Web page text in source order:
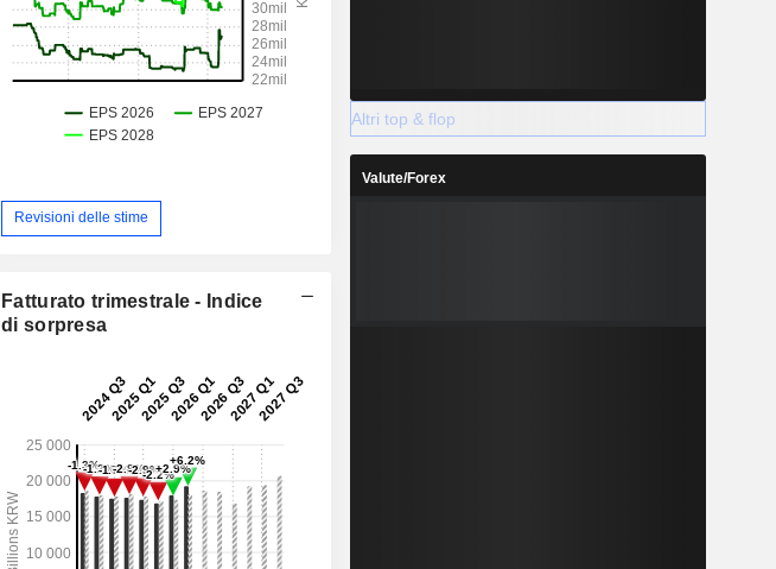
Revisioni delle stime
Fatturato trimestrale - Indice
di sorpresa
Altri top & flop
Valute/Forex